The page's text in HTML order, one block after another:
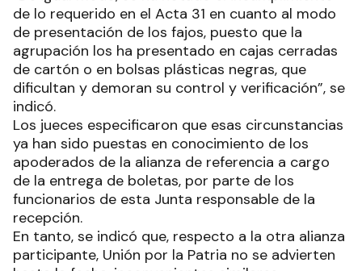
de lo requerido en el Acta 31 en cuanto al modo
de presentación de los fajos, puesto que la
agrupación los ha presentado en cajas cerradas
de cartón o en bolsas plásticas negras, que
dificultan y demoran su control y verificación”, se
indicó.
Los jueces especificaron que esas circunstancias
ya han sido puestas en conocimiento de los
apoderados de la alianza de referencia a cargo
de la entrega de boletas, por parte de los
funcionarios de esta Junta responsable de la
recepción.
En tanto, se indicó que, respecto a la otra alianza
participante, Unión por la Patria no se advierten